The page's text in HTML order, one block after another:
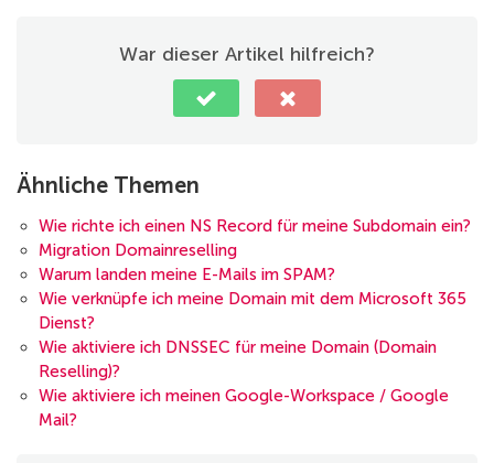
War dieser Artikel hilfreich?
Ähnliche Themen
Wie richte ich einen NS Record für meine Subdomain ein?
Migration Domainreselling
Warum landen meine E-Mails im SPAM?
Wie verknüpfe ich meine Domain mit dem Microsoft 365
Dienst?
Wie aktiviere ich DNSSEC für meine Domain (Domain
Reselling)?
Wie aktiviere ich meinen Google-Workspace / Google
Mail?